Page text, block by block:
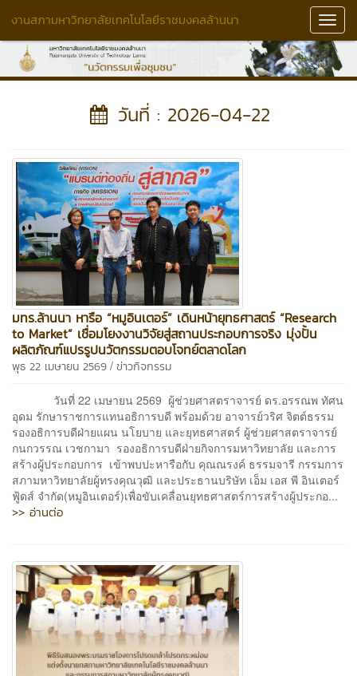
งานสภามหาวิทยาลัยเทคโนโลยีราชมงคลล้านนา
วันที่ : 2026-04-22
มทร.ล้านนา หารือ “หมูอินเตอร์” เดินหน้ายุทธศาสตร์ “Research
to Market” เชื่อมโยงงานวิจัยสู่สถานประกอบการจริง มุ่งปั้น
ผลิตภัณฑ์แปรรูปนวัตกรรมตอบโจทย์ตลาดโลก
พุธ 22 เมษายน 2569 / ข่าวกิจกรรม
วันที่ 22 เมษายน 2569 ผู้ช่วยศาสตราจารย์ ดร.อรรณพ ทัศน
อุดม รักษาราชการแทนอธิการบดี พร้อมด้วย อาจารย์วริศ จิตต์ธรรม
รองอธิการบดีฝ่ายแผน นโยบาย และยุทธศาสตร์ ผู้ช่วยศาสตราจารย์
กนกวรรณ เวชกามา รองอธิการบดีฝ่ายกิจการมหาวิทยาลัย และการ
สร้างผู้ประกอบการ เข้าพบปะหารือกับ คุณณรงค์ ธรรมจารี กรรมการ
สภามหาวิทยาลัยผู้ทรงคุณวุฒิ และประธานบริษัท เอ็ม เอส พี อินเตอร์
ฟู้ดส์ จำกัด(หมูอินเตอร์)เพื่อขับเคลื่อนยุทธศาสตร์การสร้างผู้ประกอ...
>> อ่านต่อ